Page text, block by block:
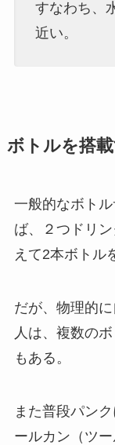
すなわち、
近い。
ボトルを搭
一般的なボト
ば、２つドリ
えて2本ボトル
だが、物理的
人は、複数の
もある。
また普段パン
ールカン（ツ